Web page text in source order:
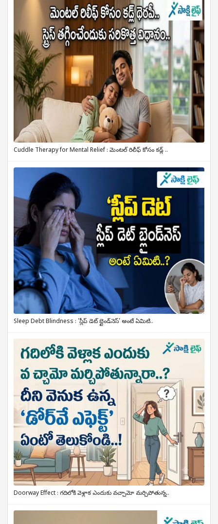
Cuddle Therapy for Mental Relief : మెంటల్ రిలీఫ్ కోసం కడ్ల్ ..
Sleep Debt Blindness : 'స్లీప్ డెట్ బ్లైండ్‌నెస్' అంటే ఏమిటి..
Doorway Effect : గదిలోకి వెళ్లాక ఎందుకు వచ్చామో మర్చిపోతున్న..